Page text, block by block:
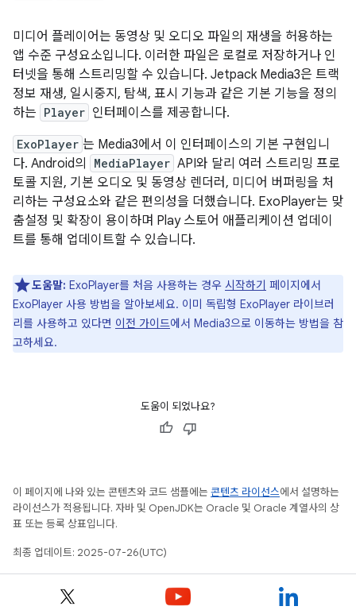
미디어 플레이어는 동영상 및 오디오 파일의 재생을 허용하는
앱 수준 구성요소입니다. 이러한 파일은 로컬로 저장하거나 인
터넷을 통해 스트리밍할 수 있습니다. Jetpack Media3은 트랙
정보 재생, 일시중지, 탐색, 표시 기능과 같은 기본 기능을 정의
하는 Player 인터페이스를 제공합니다.
ExoPlayer 는 Media3에서 이 인터페이스의 기본 구현입니
다. Android의
MediaPlayer API와 달리 여러 스트리밍 프로
토콜 지원, 기본 오디오 및 동영상 렌더러, 미디어 버퍼링을 처
리하는 구성요소와 같은 편의성을 더했습니다. ExoPlayer는 맞
춤설정 및 확장이 용이하며 Play 스토어 애플리케이션 업데이
트를 통해 업데이트할 수 있습니다.
도움말: ExoPlayer를 처음 사용하는 경우 시작하기 페이지에서
ExoPlayer 사용 방법을 알아보세요. 이미 독립형 ExoPlayer 라이브러
리를 사용하고 있다면 이전 가이드에서 Media3으로 이동하는 방법을 참
고하세요.
도움이 되었나요?
이 페이지에 나와 있는 콘텐츠와 코드 샘플에는 콘텐츠 라이선스에서 설명하는
라이선스가 적용됩니다. 자바 및 OpenJDK는 Oracle 및 Oracle 계열사의 상
표 또는 등록 상표입니다.
최종 업데이트: 2025-07-26(UTC)